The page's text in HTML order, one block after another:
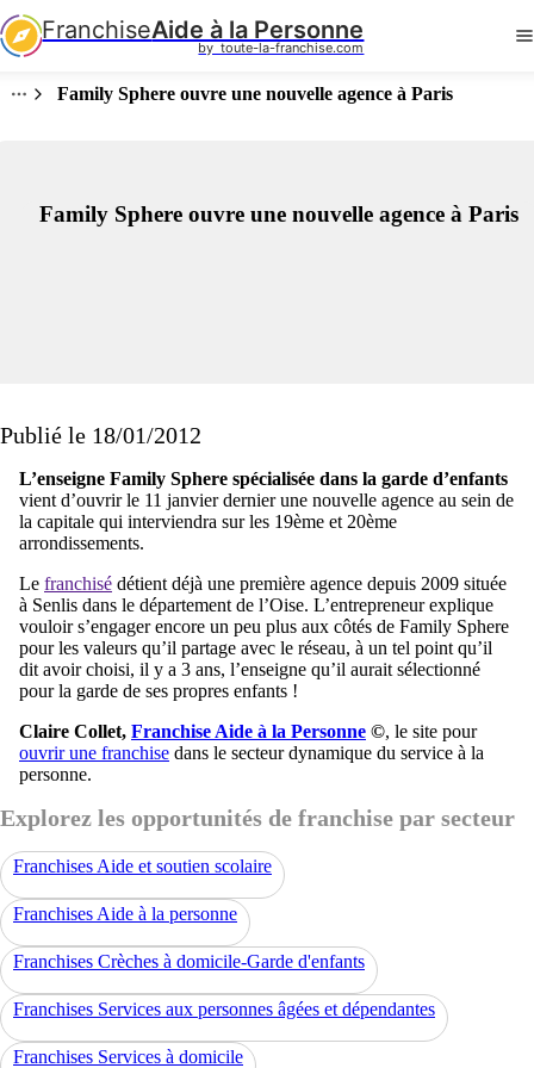
FranchiseAide à la Personne
by  toute-la-franchise.com
Family Sphere ouvre une nouvelle agence à Paris
Family Sphere ouvre une nouvelle agence à Paris
Publié le 18/01/2012
L’enseigne Family Sphere spécialisée dans la garde d’enfants
vient d’ouvrir le 11 janvier dernier une nouvelle agence au sein de
la capitale qui interviendra sur les 19ème et 20ème
arrondissements.
Le franchisé détient déjà une première agence depuis 2009 située
à Senlis dans le département de l’Oise. L’entrepreneur explique
vouloir s’engager encore un peu plus aux côtés de Family Sphere
pour les valeurs qu’il partage avec le réseau, à un tel point qu’il
dit avoir choisi, il y a 3 ans, l’enseigne qu’il aurait sélectionné
pour la garde de ses propres enfants !
Claire Collet, Franchise Aide à la Personne ©, le site pour
ouvrir une franchise dans le secteur dynamique du service à la
personne.
Explorez les opportunités de franchise par secteur
Franchises Aide et soutien scolaire
Franchises Aide à la personne
Franchises Crèches à domicile-Garde d'enfants
Franchises Services aux personnes âgées et dépendantes
Franchises Services à domicile